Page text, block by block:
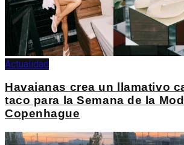
Actualidad
Havaianas crea un llamativo
taco para la Semana de la
Copenhague